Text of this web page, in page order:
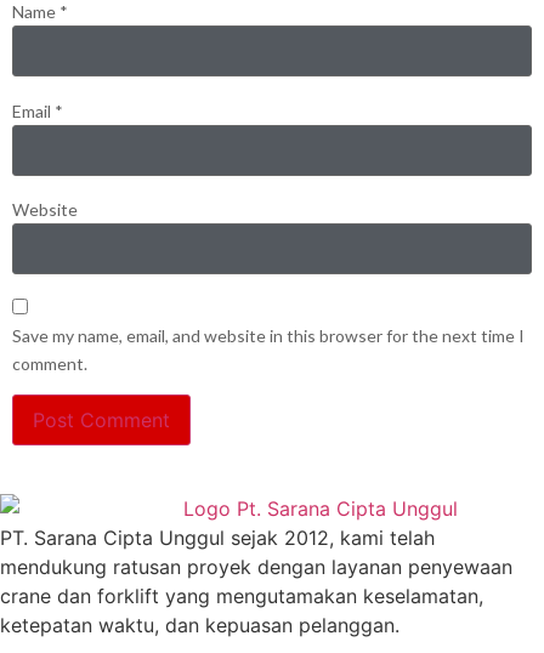
Name *
Email *
Website
Save my name, email, and website in this browser for the next time I
comment.
PT. Sarana Cipta Unggul sejak 2012, kami telah
mendukung ratusan proyek dengan layanan penyewaan
crane dan forklift yang mengutamakan keselamatan,
ketepatan waktu, dan kepuasan pelanggan.